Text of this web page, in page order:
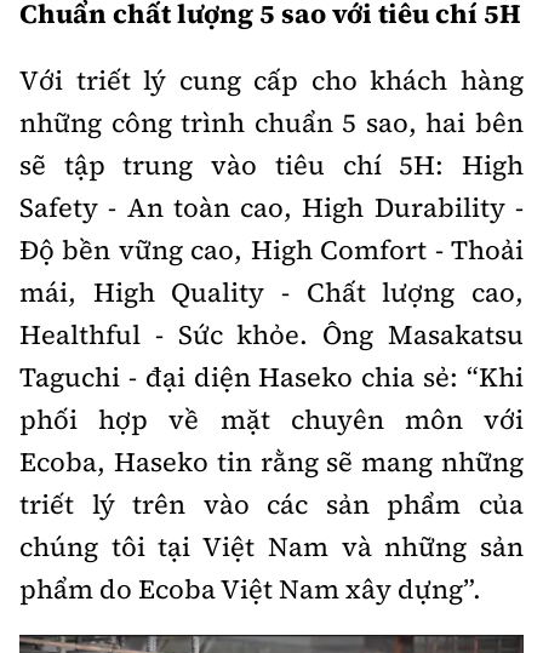
Chuẩn chất lượng 5 sao với tiêu chí 5H
Với triết lý cung cấp cho khách hàng
những công trình chuẩn 5 sao, hai bên
sẽ tập trung vào tiêu chí 5H: High
Safety - An toàn cao, High Durability -
Độ bền vững cao, High Comfort - Thoải
mái, High Quality - Chất lượng cao,
Healthful - Sức khỏe. Ông Masakatsu
Taguchi - đại diện Haseko chia sẻ: “Khi
phối hợp về mặt chuyên môn với
Ecoba, Haseko tin rằng sẽ mang những
triết lý trên vào các sản phẩm của
chúng tôi tại Việt Nam và những sản
phẩm do Ecoba Việt Nam xây dựng”.